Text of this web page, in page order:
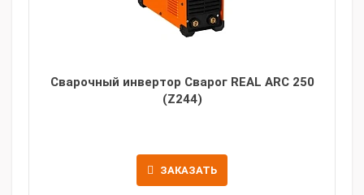
Сварочный инвертор Сварог REAL ARC 250
(Z244)
ЗАКАЗАТЬ